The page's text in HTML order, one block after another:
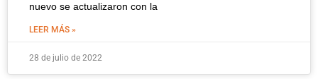
nuevo se actualizaron con la
LEER MÁS »
28 de julio de 2022